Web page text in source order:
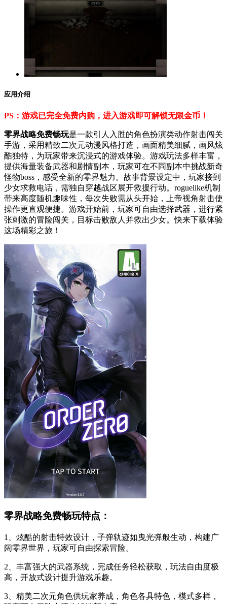
应用介绍
PS：游戏已完全免费内购，进入游戏即可解锁无限金币！
零界战略免费畅玩是一款引人入胜的角色扮演类动作射击闯关
手游，采用精致二次元动漫风格打造，画面精美细腻，画风炫
酷独特，为玩家带来沉浸式的游戏体验。游戏玩法多样丰富，
提供海量装备武器和剧情副本，玩家可在不同副本中挑战新奇
怪物boss，感受全新的零界魅力。故事背景设定中，玩家接到
少女求救电话，需独自穿越战区展开救援行动。roguelike机制
带来高度随机趣味性，每次失败需从头开始，上帝视角射击使
操作更直观便捷。游戏开始前，玩家可自由选择武器，进行紧
张刺激的冒险闯关，目标击败敌人并救出少女。快来下载体验
这场精彩之旅！
零界战略免费畅玩特点：
1、炫酷的射击特效设计，子弹轨迹如曳光弹般生动，构建广
阔零界世界，玩家可自由探索冒险。
2、丰富强大的武器系统，完成任务轻松获取，玩法自由度极
高，开放式设计提升游戏乐趣。
3、精美二次元角色供玩家养成，角色各具特色，模式多样，